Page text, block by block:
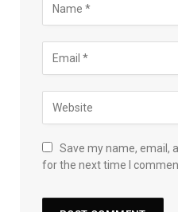
Save my name, email,
for the next time I